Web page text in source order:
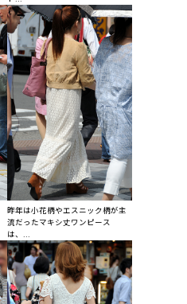
昨年は小花柄やエスニック柄が主
流だったマキシ丈ワンピース
は、...